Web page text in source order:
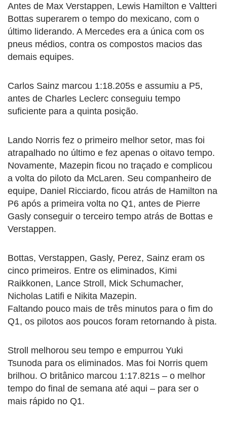
Antes de Max Verstappen, Lewis Hamilton e Valtteri
Bottas superarem o tempo do mexicano, com o
último liderando. A Mercedes era a única com os
pneus médios, contra os compostos macios das
demais equipes.
Carlos Sainz marcou 1:18.205s e assumiu a P5,
antes de Charles Leclerc conseguiu tempo
suficiente para a quinta posição.
Lando Norris fez o primeiro melhor setor, mas foi
atrapalhado no último e fez apenas o oitavo tempo.
Novamente, Mazepin ficou no traçado e complicou
a volta do piloto da McLaren. Seu companheiro de
equipe, Daniel Ricciardo, ficou atrás de Hamilton na
P6 após a primeira volta no Q1, antes de Pierre
Gasly conseguir o terceiro tempo atrás de Bottas e
Verstappen.
Bottas, Verstappen, Gasly, Perez, Sainz eram os
cinco primeiros. Entre os eliminados, Kimi
Raikkonen, Lance Stroll, Mick Schumacher,
Nicholas Latifi e Nikita Mazepin.
Faltando pouco mais de três minutos para o fim do
Q1, os pilotos aos poucos foram retornando à pista.
Stroll melhorou seu tempo e empurrou Yuki
Tsunoda para os eliminados. Mas foi Norris quem
brilhou. O britânico marcou 1:17.821s – o melhor
tempo do final de semana até aqui – para ser o
mais rápido no Q1.